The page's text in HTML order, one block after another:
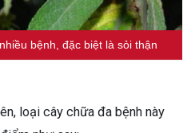
bệnh, đặc biệt là sỏi thận
loại cây chữa đa bệnh này